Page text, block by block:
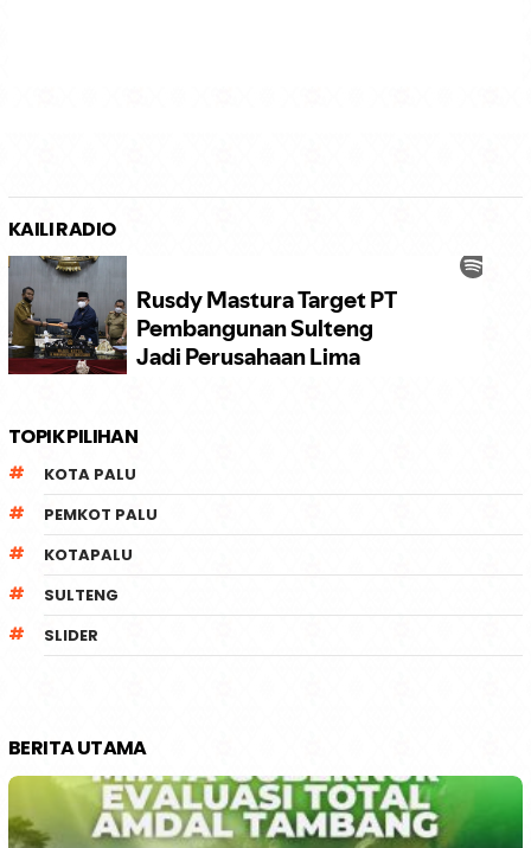
KAILI RADIO
TOPIK PILIHAN
KOTA PALU
PEMKOT PALU
KOTAPALU
SULTENG
SLIDER
BERITA UTAMA